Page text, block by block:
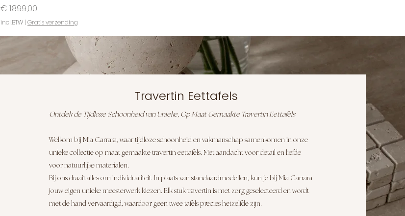
Prijs
€ 1.899,00
incl.BTW | Gratis verzending
Travertin Eettafels
Ontdek de Tijdloze Schoonheid van Unieke, Op Maat Gemaakte Travertin Eettafels
Welkom bij Mia Carrara, waar tijdloze schoonheid en vakmanschap samenkomen in onze
unieke collectie op maat gemaakte travertin eettafels. Met aandacht voor detail en liefde
voor natuurlijke materialen.
Bij ons draait alles om individualiteit. In plaats van standaardmodellen, kun je bij Mia Carrara
jouw eigen unieke meesterwerk kiezen. Elk stuk travertin is met zorg geselecteerd en wordt
met de hand vervaardigd, waardoor geen twee tafels precies hetzelfde zijn.